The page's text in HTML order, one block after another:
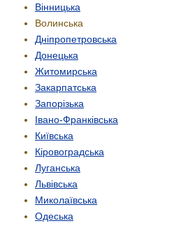
Вінницька
Волинська
Дніпропетровська
Донецька
Житомирська
Закарпатська
Запорізька
Івано-Франківська
Київська
Кіровоградська
Луганська
Львівська
Миколаївська
Одеська